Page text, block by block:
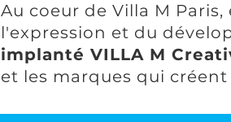
Au coeur de Villa M
l'expression et du
implanté VILLA M
et les marques qui